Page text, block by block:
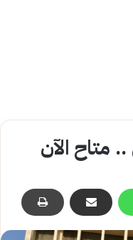
متاح الآن